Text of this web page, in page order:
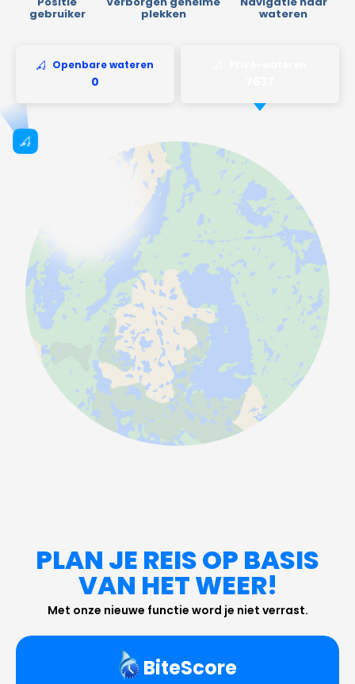
gebruiker plekken wateren
Openbare wateren
Frankrijk
PLAN JE REIS OP BASIS
VAN HET WEER!
Met onze nieuwe functie word je niet verrast.
BiteScore